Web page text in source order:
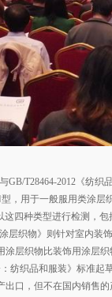
GB/T28464-2012《纺
，用于一般服用类涂
四种类型进行检测，
层织物》则针对室内
层织物比装饰用涂层织
纺织品和服装》标准
出口，但不在国内销售